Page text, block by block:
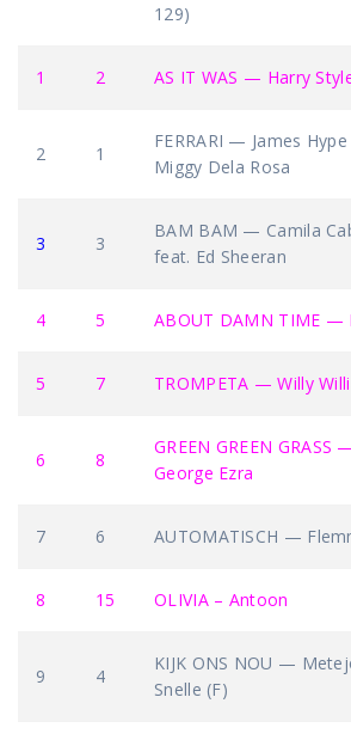
129)
1 2 AS IT WAS — Harry
2 1
FERRARI — James
Miggy Dela Rosa
3 3
BAM BAM — Camila
feat. Ed Sheeran
4 5 ABOUT DAMN TIME —
5 7 TROMPETA — Willy
6 8
GREEN GREEN GRASS
George Ezra
7 6 AUTOMATISCH —
8 15 OLIVIA – Antoon
9 4
KIJK ONS NOU —
Snelle (F)